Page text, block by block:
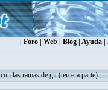
Foro| Web| Blog| Ayuda|
las ramas de git (tercera parte)